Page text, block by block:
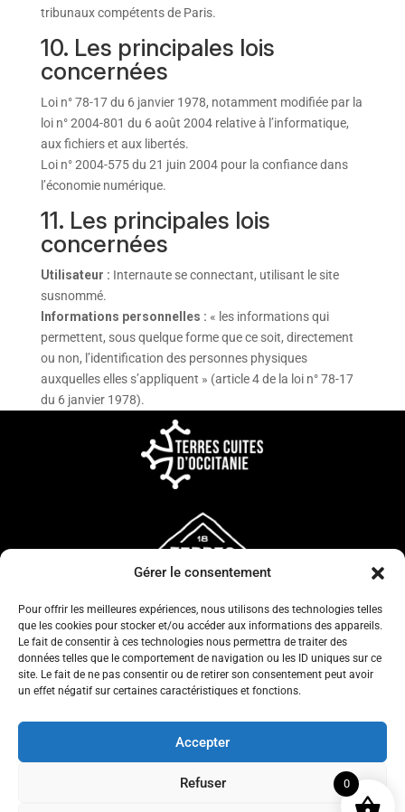
Gérer le consentement
Pour offrir les meilleures expériences, nous utilisons des technologies telles
que les cookies pour stocker et/ou accéder aux informations des appareils.
Le fait de consentir à ces technologies nous permettra de traiter des
données telles que le comportement de navigation ou les ID uniques sur ce
site. Le fait de ne pas consentir ou de retirer son consentement peut avoir
un effet négatif sur certaines caractéristiques et fonctions.
Accepter
Refuser
tribunaux compétents de Paris.
10. Les principales lois
concernées
Loi n° 78-17 du 6 janvier 1978, notamment modifiée par la
loi n° 2004-801 du 6 août 2004 relative à l’informatique,
aux fichiers et aux libertés.
Loi n° 2004-575 du 21 juin 2004 pour la confiance dans
l’économie numérique.
11. Les principales lois
concernées
Utilisateur : Internaute se connectant, utilisant le site
susnommé.
Informations personnelles : « les informations qui
permettent, sous quelque forme que ce soit, directement
ou non, l’identification des personnes physiques
auxquelles elles s’appliquent » (article 4 de la loi n° 78-17
du 6 janvier 1978).
CONFIDENTIALITÉ
MENTIONS LÉGALES
0